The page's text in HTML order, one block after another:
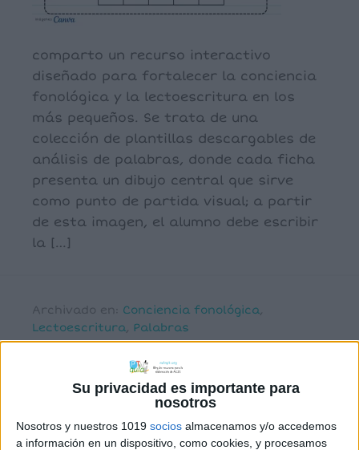
Su privacidad es importante para
nosotros
Nosotros y nuestros 1019 socios almacenamos y/o accedemos
a información en un dispositivo, como cookies, y procesamos
comparto un recurso interactivo
diseñado para fortalecer la conciencia
fonológica y la lectoescritura en los
más pequeños. Se trata de una
colección de plantillas descargables de
análisis de palabras, donde cada ficha
presenta un dibujo central que sirve
como punto de partida visual; a partir
de esta imagen, el alumno debe escribir
la […]
Archivado en: Conciencia fonológica,
Lectoescritura, Palabras
Etiquetado con:analizar,conciencia
conciencia silábica
primaria
palabras